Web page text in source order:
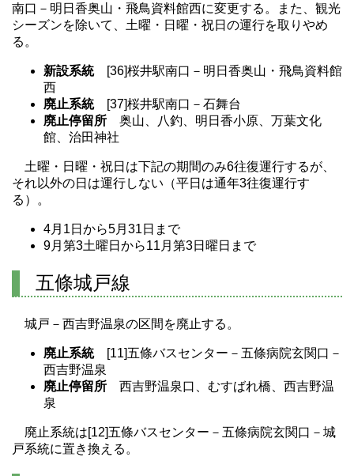
南口－明日香奥山・飛鳥資料館西に変更する。また、観光
シーズンを除いて、土曜・日曜・祝日の運行を取りやめ
る。
新設系統[36]桜井駅南口－明日香奥山・飛鳥資料館
西
廃止系統[37]桜井駅南口－石舞台
廃止停留所 奥山、八釣、明日香小原、万葉文化
館、治田神社
土曜・日曜・祝日は下記の期間のみ6往復運行するが、
それ以外の日は運行しない（平日は通年3往復運行す
る）。
4月1日から5月31日まで
9月第3土曜日から11月第3日曜日まで
五條城戸線
城戸－西吉野温泉の区間を廃止する。
廃止系統[11]五條バスセンター－五條病院玄関口－
西吉野温泉
廃止停留所 西吉野温泉口、むすばれ橋、西吉野温
泉
廃止系統は[12]五條バスセンター－五條病院玄関口－城
戸系統に置き換える。